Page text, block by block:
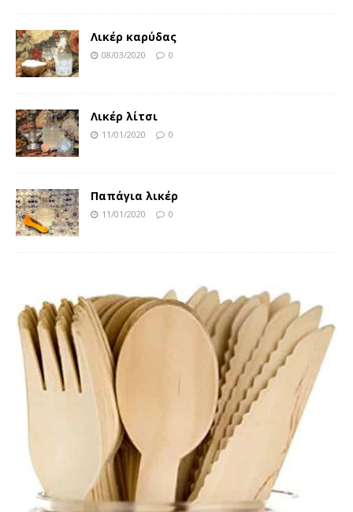
Λικέρ καρύδας
08/03/2020 0
Λικέρ λίτσι
11/01/2020 0
Παπάγια λικέρ
11/01/2020 0